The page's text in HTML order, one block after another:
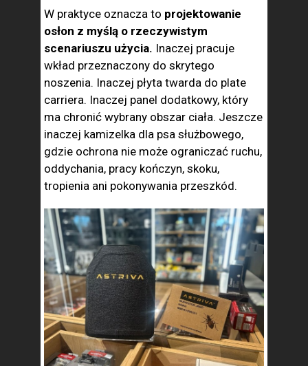
W praktyce oznacza to projektowanie
osłon z myślą o rzeczywistym
scenariuszu użycia. Inaczej pracuje
wkład przeznaczony do skrytego
noszenia. Inaczej płyta twarda do plate
carriera. Inaczej panel dodatkowy, który
ma chronić wybrany obszar ciała. Jeszcze
inaczej kamizelka dla psa służbowego,
gdzie ochrona nie może ograniczać ruchu,
oddychania, pracy kończyn, skoku,
tropienia ani pokonywania przeszkód.